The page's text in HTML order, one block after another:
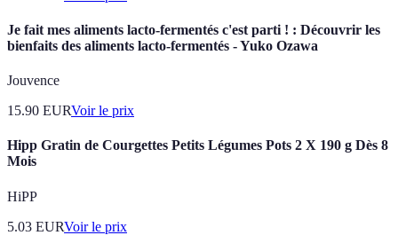
Je fait mes aliments lacto-fermentés c'est parti ! : Découvrir les
bienfaits des aliments lacto-fermentés - Yuko Ozawa
Jouvence
15.90 EURVoir le prix
Hipp Gratin de Courgettes Petits Légumes Pots 2 X 190 g Dès 8
Mois
HiPP
5.03 EURVoir le prix